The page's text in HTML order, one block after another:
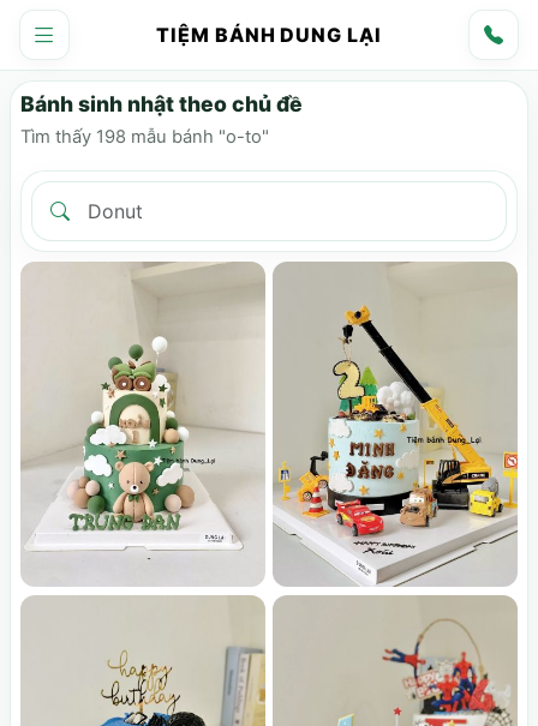
TIỆM BÁNH DUNG LẠI
Bánh sinh nhật theo chủ đề
Tìm thấy 198 mẫu bánh "o-to"